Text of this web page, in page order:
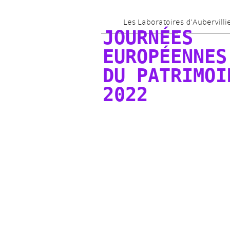
Les Laboratoires
JOURNÉES
EUROPÉENNES
DU
2022